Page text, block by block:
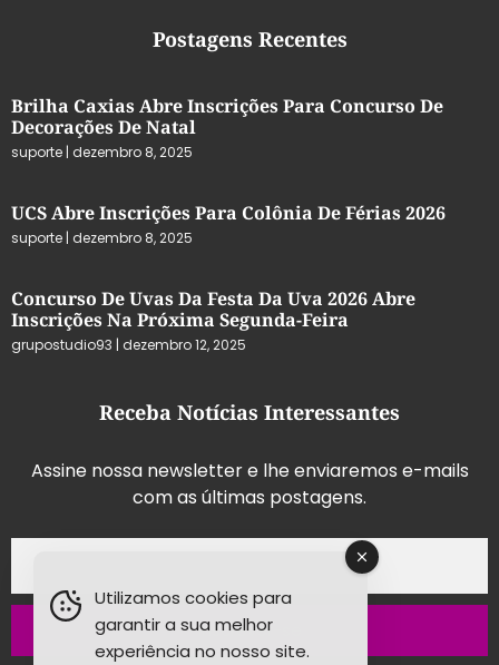
Postagens Recentes
Brilha Caxias Abre Inscrições Para Concurso De
Decorações De Natal
suporte dezembro 8, 2025
UCS Abre Inscrições Para Colônia De Férias 2026
suporte dezembro 8, 2025
Concurso De Uvas Da Festa Da Uva 2026 Abre
Inscrições Na Próxima Segunda-Feira
grupostudio93 dezembro 12, 2025
Receba Notícias Interessantes
Assine nossa newsletter e lhe enviaremos e-mails
com as últimas postagens.
Inscrever-se
Utilizamos cookies para
garantir a sua melhor
experiência no nosso site.